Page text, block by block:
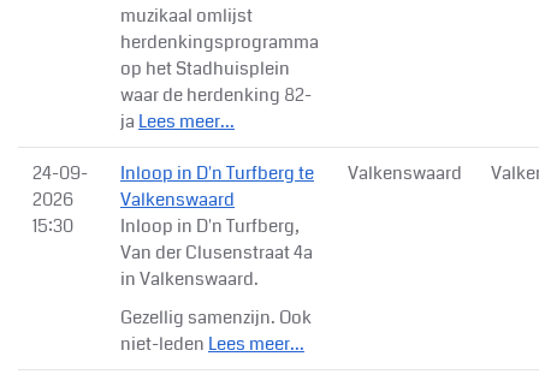
muzikaal omlijst
herdenkingsprogramma
op het Stadhuisplein
waar de herdenking 82-
ja Lees meer...
24-09-
2026
15:30
Inloop in D'n Turfberg te
Valkenswaard
Inloop in D'n Turfberg,
Van der Clusenstraat 4a
in Valkenswaard.
Gezellig samenzijn. Ook
niet-leden Lees meer...
Valkenswaard